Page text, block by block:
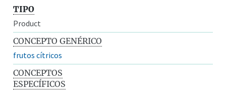
TIPO
Product
CONCEPTO GENÉRICO
frutos cítricos
CONCEPTOS
ESPECÍFICOS